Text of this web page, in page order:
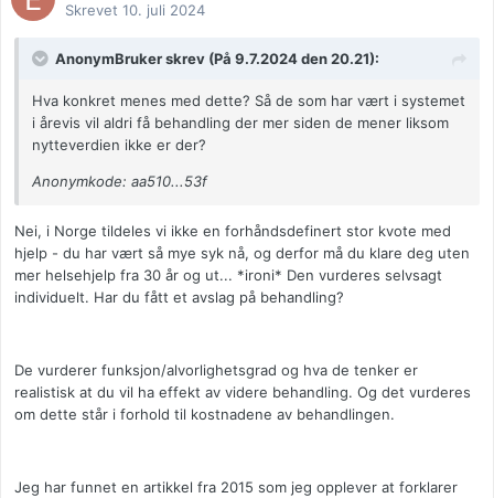
Skrevet 10. juli 2024
AnonymBruker skrev (På 9.7.2024 den 20.21):
Hva konkret menes med dette? Så de som har vært i systemet
i årevis vil aldri få behandling der mer siden de mener liksom
nytteverdien ikke er der?
Anonymkode: aa510...53f
Nei, i Norge tildeles vi ikke en forhåndsdefinert stor kvote med
hjelp - du har vært så mye syk nå, og derfor må du klare deg uten
mer helsehjelp fra 30 år og ut... *ironi* Den vurderes selvsagt
individuelt. Har du fått et avslag på behandling?
De vurderer funksjon/alvorlighetsgrad og hva de tenker er
realistisk at du vil ha effekt av videre behandling. Og det vurderes
om dette står i forhold til kostnadene av behandlingen.
Jeg har funnet en artikkel fra 2015 som jeg opplever at forklarer